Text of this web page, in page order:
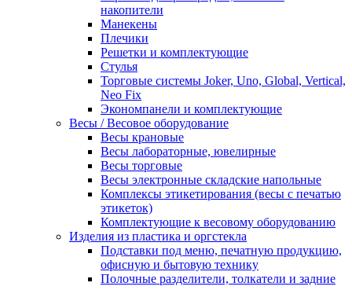
накопители
Манекены
Плечики
Решетки и комплектующие
Стулья
Торговые системы Joker, Uno, Global, Vertical,
Neo Fix
Экономпанели и комплектующие
Весы / Весовое оборудование
Весы крановые
Весы лабораторные, ювелирные
Весы торговые
Весы электронные складские напольные
Комплексы этикетирования (весы с печатью
этикеток)
Комплектующие к весовому оборудованию
Изделия из пластика и оргстекла
Подставки под меню, печатную продукцию,
офисную и бытовую технику
Полочные разделители, толкатели и задние